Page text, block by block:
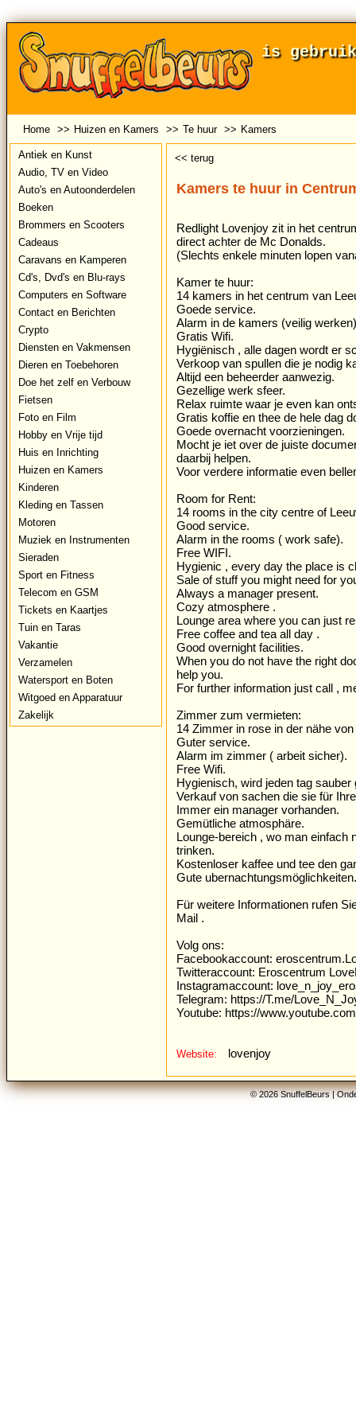
is
Home >> Huizen en Kamers >> Te huur >> Kamers
Antiek en Kunst
Audio, TV en Video
Auto's en Autoonderdelen
Boeken
Brommers en Scooters
Cadeaus
Caravans en Kamperen
Cd's, Dvd's en Blu-rays
Computers en Software
Contact en Berichten
Crypto
Diensten en Vakmensen
Dieren en Toebehoren
Doe het zelf en Verbouw
Fietsen
Foto en Film
Hobby en Vrije tijd
Huis en Inrichting
Huizen en Kamers
Kinderen
Kleding en Tassen
Motoren
Muziek en Instrumenten
Sieraden
Sport en Fitness
Telecom en GSM
Tickets en Kaartjes
Tuin en Taras
Vakantie
Verzamelen
Watersport en Boten
Witgoed en Apparatuur
Zakelijk
<< terug
Kamers te huur in
Redlight Lovenjoy zit in het
direct achter de Mc Donalds.
(Slechts enkele minuten lopen
Kamer te huur:
14 kamers in het centrum van
Goede service.
Alarm in de kamers (veilig
Gratis Wifi.
Hygiënisch , alle dagen wordt er
Verkoop van spullen die je nodig
Altijd een beheerder aanwezig.
Gezellige werk sfeer.
Relax ruimte waar je even kan
Gratis koffie en thee de hele dag
Goede overnacht voorzieningen.
Mocht je iet over de juiste
daarbij helpen.
Voor verdere informatie even
Room for Rent:
14 rooms in the city centre of
Good service.
Alarm in the rooms ( work safe).
Free WIFI.
Hygienic , every day the place is
Sale of stuff you might need for
Always a manager present.
Cozy atmosphere .
Lounge area where you can just
Free coffee and tea all day .
Good overnight facilities.
When you do not have the right
help you.
For further information just call ,
Zimmer zum vermieten:
14 Zimmer in rose in der nähe
Guter service.
Alarm im zimmer ( arbeit sicher).
Free Wifi.
Hygienisch, wird jeden tag sauber
Verkauf von sachen die sie für
Immer ein manager vorhanden.
Gemütliche atmosphäre.
Lounge-bereich , wo man einfach
trinken.
Kostenloser kaffee und tee den
Gute ubernachtungsmöglichkeiten.
Für weitere Informationen rufen
Mail .
Volg ons:
Facebookaccount:
Twitteraccount: Eroscentrum
Instagramaccount:
Telegram: https://T.me/
Youtube: https://
Website: lovenjoy
© 2026 SnuffelBeurs |